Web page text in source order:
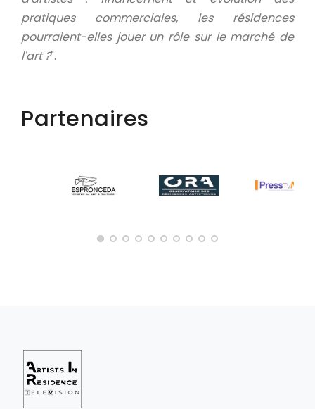
pratiques commerciales, les résidences
pourraient-elles jouer un rôle sur le marché de
l'art ?".
Partenaires